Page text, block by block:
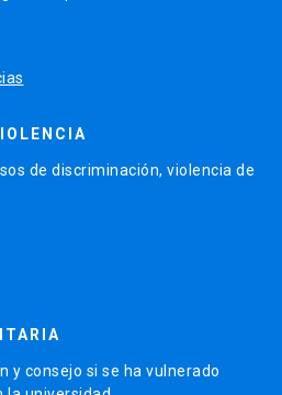
de discriminación, violencia de
y consejo si se ha vulnerado